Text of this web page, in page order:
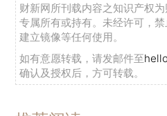
财新网所刊载内容之知识产权
专属所有或持有。未经许可，
建立镜像等任何使用。
如有意愿转载，请发邮件至
确认及授权后，方可转载。